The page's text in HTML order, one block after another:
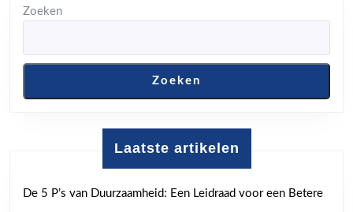
Zoeken
Zoeken
Laatste artikelen
De 5 P’s van Duurzaamheid: Een Leidraad voor een Betere